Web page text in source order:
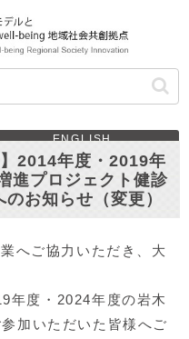
ENGLISH
2014年度・2019年
進プロジェクト健診
お知らせ（変更）
へご協力いただき、大
年度・2024年度の岩木
加いただいた皆様へご